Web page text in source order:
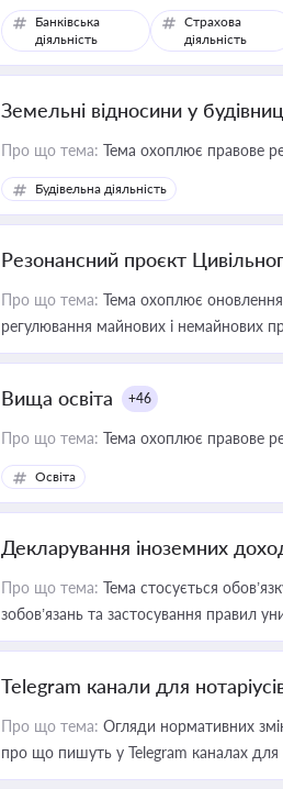
Банківська
діяльність
Страхова
діяльність
Земельні відносини у
Про що тема: Тема охоплює правове
Будівельна діяльність
Резонансний проєкт
Про що тема: Тема охоплює
регулювання майнових і немайнових
Вища освіта +46
Про що тема: Тема охоплює правове
Освіта
Декларування іноземних
Про що тема: Тема стосується
зобов’язань та застосування правил
Telegram канали для
Про що тема: Огляди нормативних
про що пишуть у Telegram каналах для